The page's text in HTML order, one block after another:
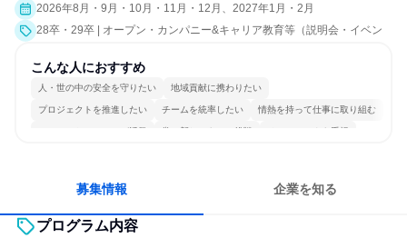
2026年8月・9月・10月・11月・12月、2027年1月・2月
28卒・29卒 | オープン・カンパニー&キャリア教育等（説明会・イベン
界研究]）
こんな人におすすめ
人・世の中の安全を守りたい 地域貢献に携わりたい
プロジェクトを推進したい チームを統率したい 情熱を持って仕事に取り組む
コミュニケーションが活発 常に新しいものに挑戦 チームワークを重視
募集情報 企業を知る
プログラム内容